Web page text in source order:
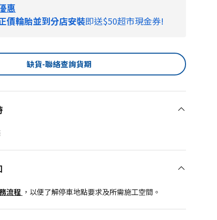
惠
價輪胎並到分店安裝即送$50超市現金券!
缺貨-聯絡查詢貨期
流程 ，以便了解停車地點要求及所需施工空間。